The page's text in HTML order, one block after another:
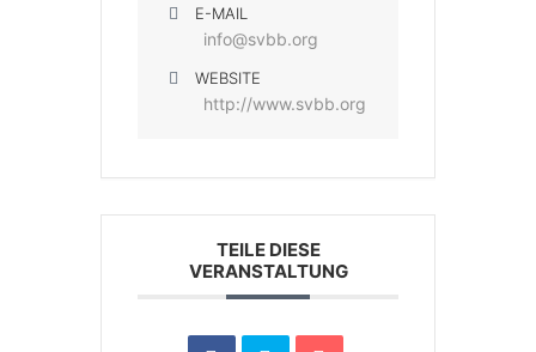
E-MAIL
info@svbb.org
WEBSITE
http://www.svbb.org
TEILE DIESE
VERANSTALTUNG